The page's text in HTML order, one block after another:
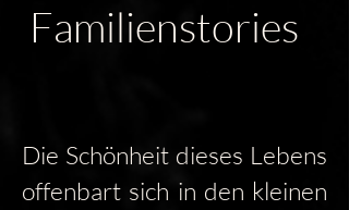
Familienstories
Die Schönheit dieses Lebens
offenbart sich in den kleinen